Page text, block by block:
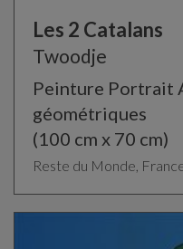
Les 2 Catalans
Twoodje
Peinture Portrait
géométriques
(100 cm x 70 cm)
Reste du Monde,